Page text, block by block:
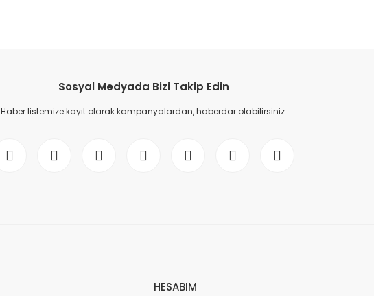
Sosyal Medyada Bizi Takip Edin
Haber listemize kayıt olarak kampanyalardan, haberdar olabilirsiniz.
HESABIM